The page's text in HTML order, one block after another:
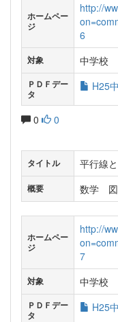
ホームペー
ジ
http://
6
対象 中学校
ＰＤＦデー
タ
H25
0 0
タイトル 平行線
概要 数学
ホームペー
ジ
http://
7
対象 中学校
ＰＤＦデー
タ
H25